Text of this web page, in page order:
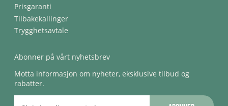
Prisgaranti
Tilbakekallinger
Trygghetsavtale
Abonner på vårt nyhetsbrev
Motta informasjon om nyheter, eksklusive tilbud og
rabatter.